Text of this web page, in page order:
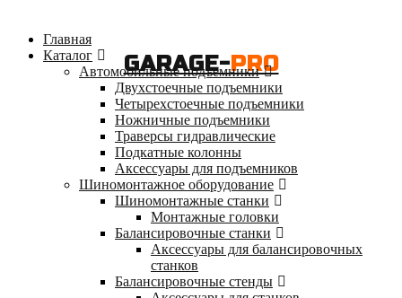
GARAGE-PRO
Главная
Каталог
Автомобильные подъемники
Двухстоечные подъемники
Четырехстоечные подъемники
Ножничные подъемники
Траверсы гидравлические
Подкатные колонны
Аксессуары для подъемников
Шиномонтажное оборудование
Шиномонтажные станки
Монтажные головки
Балансировочные станки
Аксессуары для балансировочных
станков
Балансировочные стенды